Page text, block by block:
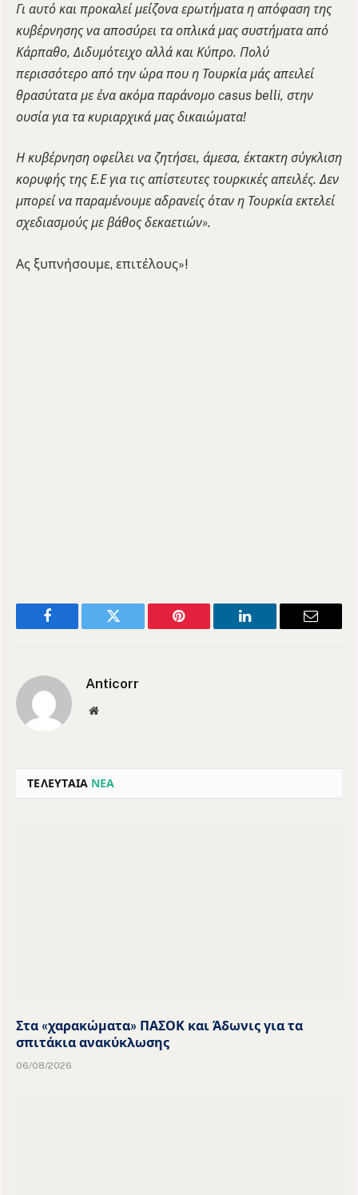
Γι αυτό και προκαλεί μείζονα ερωτήματα η απόφαση της
κυβέρνησης να αποσύρει τα οπλικά μας συστήματα από
Κάρπαθο, Διδυμότειχο αλλά και Κύπρο. Πολύ
περισσότερο από την ώρα που η Τουρκία μάς απειλεί
θρασύτατα με ένα ακόμα παράνομο casus belli, στην
ουσία για τα κυριαρχικά μας δικαιώματα!
Η κυβέρνηση οφείλει να ζητήσει, άμεσα, έκτακτη σύγκλιση
κορυφής της Ε.Ε για τις απίστευτες τουρκικές απειλές. Δεν
μπορεί να παραμένουμε αδρανείς όταν η Τουρκία εκτελεί
σχεδιασμούς με βάθος δεκαετιών».
Ας ξυπνήσουμε, επιτέλους»!
Facebook Twitter Pinterest LinkedIn Email
Anticorr
Website
ΤΕΛΕΥΤΑΙΑ ΝΕΑ
Στα «χαρακώματα» ΠΑΣΟΚ και Άδωνις για τα
σπιτάκια ανακύκλωσης
06/08/2026